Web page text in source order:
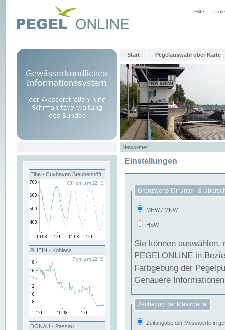
Hilfe
Start Pegelauswahl über Karte
Newsletter
Elbe - Cuxhaven Steubenhöft
RHEIN - Koblenz
DONAU - Passau
Einstellungen
Grenzwerte für Unter- &
MHW / MNW
HSW
Sie können
PEGELONLINE in Beziehung
Farbgebung der
Genauere
Zeitbezug der Messwerte:
Zeitangabe der Messwerte in